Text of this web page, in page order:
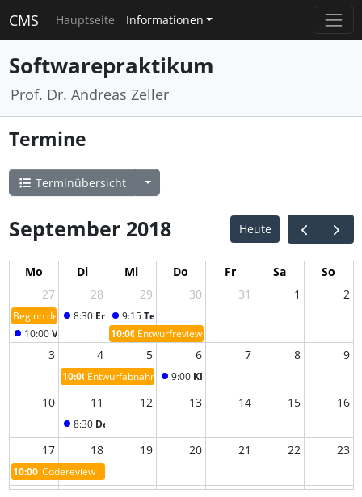
CMS Hauptseite Informationen
Softwarepraktikum
Prof. Dr. Andreas Zeller
Termine
Terminübersicht
September 2018 Heute
Mo Di Mi Do Fr Sa
So
27
Beginn der Gruppenphase
10:00 Vorstellung Gruppen
28
8:30 Entwurfsmuster
29
9:15 Teamarbeit + Versionskontrolle
10:00 Entwurfreviews
30 31 1 2
3 4
10:00 Entwurfabnahme
5 6
9:00 KI-Strategien
7 8 9
10 11
8:30 Debugging-Strategien
12 13 14 15 16
17
10:00 Codereview
18 19 20 21 22 23